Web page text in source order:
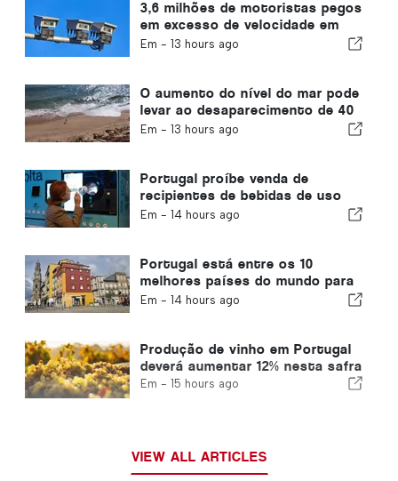
3,6 milhões de motoristas pegos
em excesso de velocidade em
Portugal em 10 anos
Em - 13 hours ago
O aumento do nível do mar pode
levar ao desaparecimento de 40
por cento das praias de
Em - 13 hours ago
Portugal proíbe venda de
recipientes de bebidas de uso
único sem Volta
Em - 14 hours ago
Portugal está entre os 10
melhores países do mundo para
expatriados
Em - 14 hours ago
Produção de vinho em Portugal
deverá aumentar 12% nesta safra
Em - 15 hours ago
VIEW ALL ARTICLES